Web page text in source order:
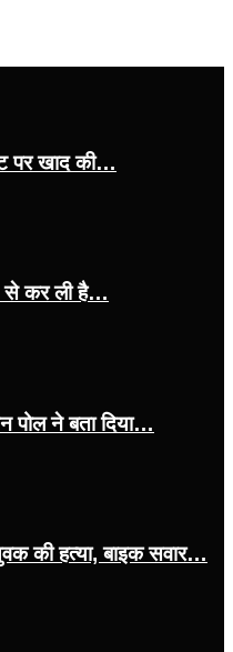
पर खाद की…
से कर ली है…
पोल ने बता दिया…
की हत्या, बाइक सवार…